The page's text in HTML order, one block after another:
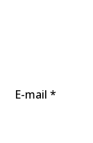
E-mail *